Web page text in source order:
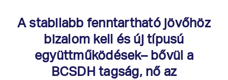
A stabilabb fenntartható jövőhöz
bizalom kell és új típusú
együttműködések– bővül a
BCSDH tagság, nő az